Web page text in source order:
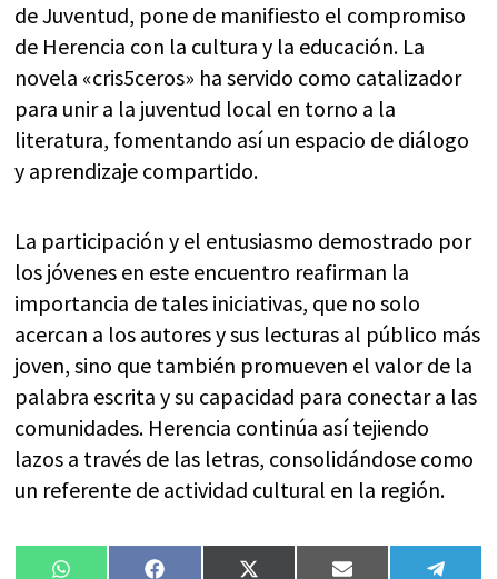
de Juventud, pone de manifiesto el compromiso
de Herencia con la cultura y la educación. La
novela «cris5ceros» ha servido como catalizador
para unir a la juventud local en torno a la
literatura, fomentando así un espacio de diálogo
y aprendizaje compartido.
La participación y el entusiasmo demostrado por
los jóvenes en este encuentro reafirman la
importancia de tales iniciativas, que no solo
acercan a los autores y sus lecturas al público más
joven, sino que también promueven el valor de la
palabra escrita y su capacidad para conectar a las
comunidades. Herencia continúa así tejiendo
lazos a través de las letras, consolidándose como
un referente de actividad cultural en la región.